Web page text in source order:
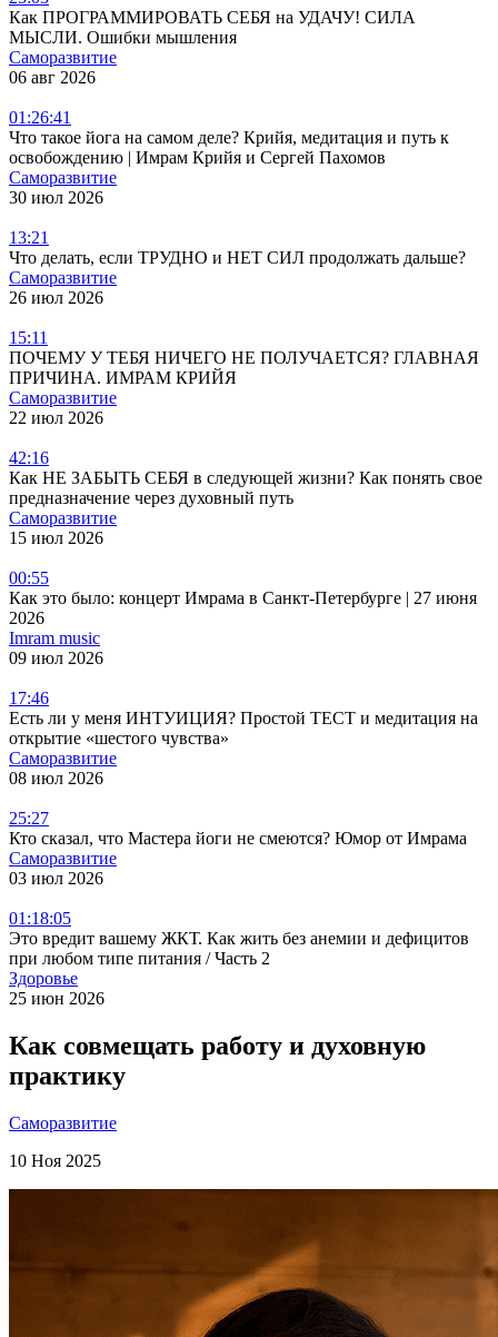
Как ПРОГРАММИРОВАТЬ СЕБЯ на УДАЧУ! СИЛА
МЫСЛИ. Ошибки мышления
Саморазвитие
06 авг 2026
01:26:41
Что такое йога на самом деле? Крийя, медитация и путь к
освобождению | Имрам Крийя и Сергей Пахомов
Саморазвитие
30 июл 2026
13:21
Что делать, если ТРУДНО и НЕТ СИЛ продолжать дальше?
Саморазвитие
26 июл 2026
15:11
ПОЧЕМУ У ТЕБЯ НИЧЕГО НЕ ПОЛУЧАЕТСЯ? ГЛАВНАЯ
ПРИЧИНА. ИМРАМ КРИЙЯ
Саморазвитие
22 июл 2026
42:16
Как НЕ ЗАБЫТЬ СЕБЯ в следующей жизни? Как понять свое
предназначение через духовный путь
Саморазвитие
15 июл 2026
00:55
Как это было: концерт Имрама в Санкт-Петербурге | 27 июня
2026
Imram music
09 июл 2026
17:46
Есть ли у меня ИНТУИЦИЯ? Простой ТЕСТ и медитация на
открытие «шестого чувства»
Саморазвитие
08 июл 2026
25:27
Кто сказал, что Мастера йоги не смеются? Юмор от Имрама
Саморазвитие
03 июл 2026
01:18:05
Это вредит вашему ЖКТ. Как жить без анемии и дефицитов
при любом типе питания / Часть 2
Здоровье
25 июн 2026
Как совмещать работу и духовную
практику
Саморазвитие
10 Ноя 2025